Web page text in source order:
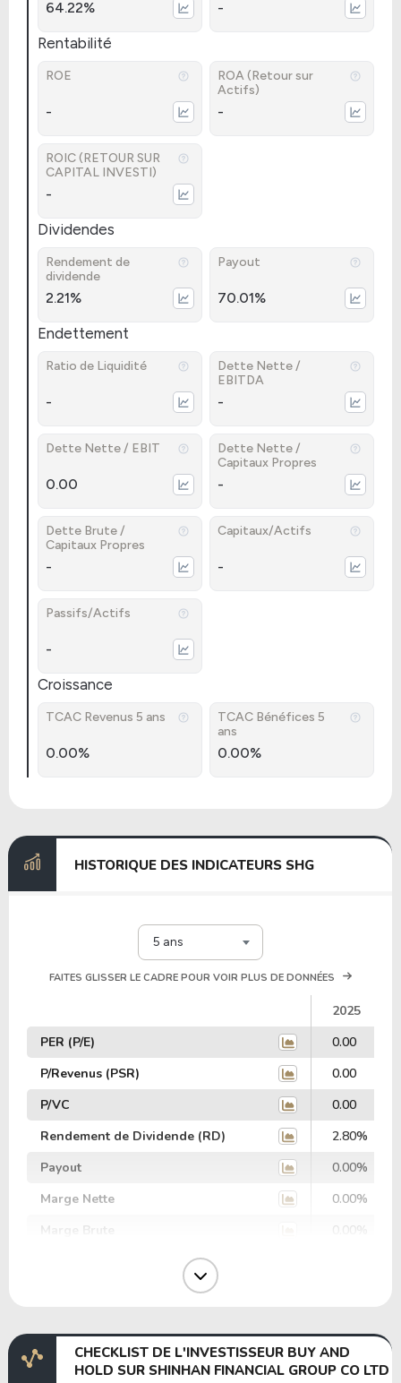
64.22% -
Rentabilité
ROE
-
ROA (Retour sur
Actifs)
-
ROIC (RETOUR SUR
CAPITAL INVESTI)
-
Dividendes
Rendement de
dividende
2.21%
Payout
70.01%
Endettement
Ratio de Liquidité
-
Dette Nette /
EBITDA
-
Dette Nette / EBIT
0.00
Dette Nette /
Capitaux Propres
-
Dette Brute /
Capitaux Propres
-
Capitaux/Actifs
-
Passifs/Actifs
-
Croissance
TCAC Revenus 5 ans
0.00%
TCAC Bénéfices 5
ans
0.00%
HISTORIQUE DES INDICATEURS SHG
5 ans
FAITES GLISSER LE CADRE POUR VOIR PLUS DE DONNÉES
2025
PER (P/E)
0.00
P/Revenus (PSR)
0.00
P/VC
0.00
Rendement de Dividende (RD)
2.80%
Payout
0.00%
Marge Nette
0.00%
Marge Brute
0.00%
EV/EBITDA
0.00
CHECKLIST DE L'INVESTISSEUR BUY AND
HOLD SUR SHINHAN FINANCIAL GROUP CO LTD